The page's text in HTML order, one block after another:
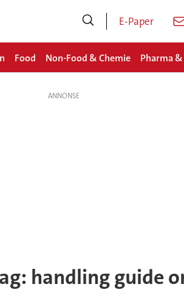
E-Paper
Food Non-Food & Chemie Pharma
handling guide